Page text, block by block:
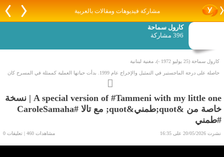
مشاركة فيديوهات ومقالات بالعربية
كارول سماحة
396 مشاركة
كارول سماحة (25 يوليو 1972 -)، مغنية لبنانية
حاصلة على درجة الماجستير في التمثيل والإخراج عام 1999. بدأت حياتها العملية كممثلة في المسرح كان
ألبوم لها باسم «حلم» عام 2003 وحصلت على لقب أفضل مغنية لعام 2004 من آراب ميوزيك اورد بدبي,
كما فازت بجائزة الميروكس لعام 2010 لأفضل ألبوم عن ألبوم حدودي السما حيث نفت " ألينور لاستنيم "
رئيس مجلس إدارة قنوات «النهار» وصاحب جريدة اليوم السابع وليد مصطفى.
A special version of #Tammeni with my little one | نسخة
خاصة من &quot;طمني&quot; مع تالا #CaroleSamaha
#طمني
نشرت 20/05/2026 على 16:35 مشاهدات 460 | تعليقات 0